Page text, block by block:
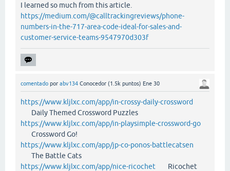
I learned so much from this article.
https://medium.com/@calltrackingreviews/phone-
numbers-in-the-717-area-code-ideal-for-sales-and-
customer-service-teams-9547970d303f
comentado por abv134 Conocedor (1.5k puntos) Ene 30
https://www.kljlxc.com/app/in-crossy-daily-crossword
Daily Themed Crossword Puzzles
https://www.kljlxc.com/app/in-playsimple-crossword-go
Crossword Go!
https://www.kljlxc.com/app/jp-co-ponos-battlecatsen
The Battle Cats
https://www.kljlxc.com/app/nice-ricochet Ricochet